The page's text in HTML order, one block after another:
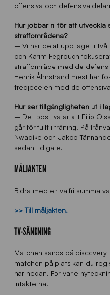
offensiva och defensiva
Hur jobbar ni för att utveckla
straffområdena?
– Vi har delat upp laget i två
och Karim Fegrouch
straffområde med de
Henrik Åhnstrand mest har
tredjedelen med de
Hur ser tillgängligheten ut i
– Det positiva är att Filip
går för fullt i träning. På
Nwadike och Jakob
sedan tidigare.
MÅLJAKTEN
Bidra med en valfri summa
>> Till måljakten.
TV-SÄNDNING
Matchen sänds på
matchen på plats kan du
här nedan. För varje
intäkterna.